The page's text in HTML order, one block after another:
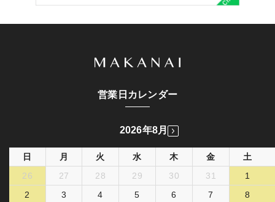
営業日カレンダー
2026年8月
日 月 火 水 木 金
土
26
27 28 29 30 31
1
2
3 4 5 6 7
8